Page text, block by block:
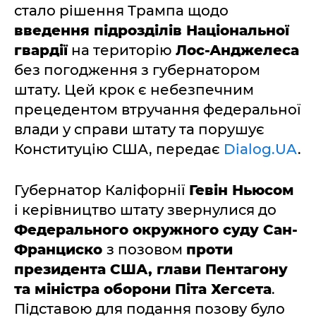
стало рішення Трампа щодо
введення підрозділів Національної
гвардіїна територію Лос-Анджелеса
без погодження з губернатором
штату. Цей крок є небезпечним
прецедентом втручання федеральної
влади у справи штату та порушує
Конституцію США, передає Dialog.UA.
Губернатор Каліфорнії Гевін Ньюсом
і керівництво штату звернулися до
Федерального окружного суду Сан-
Франциско з позовом проти
президента США, глави Пентагону
та міністра оборони Піта Хегсета.
Підставою для подання позову було